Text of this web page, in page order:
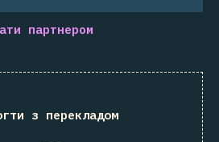
партнером
з перекладом